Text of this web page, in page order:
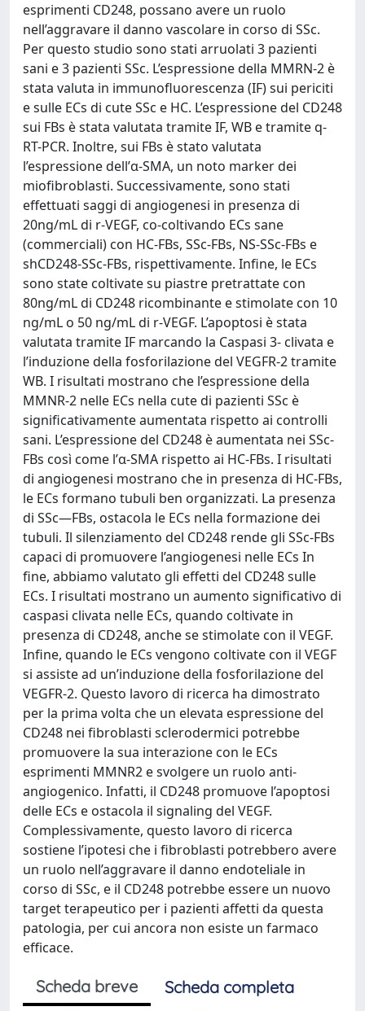
esprimenti CD248, possano avere un ruolo
nell’aggravare il danno vascolare in corso di SSc.
Per questo studio sono stati arruolati 3 pazienti
sani e 3 pazienti SSc. L’espressione della MMRN-2 è
stata valuta in immunofluorescenza (IF) sui periciti
e sulle ECs di cute SSc e HC. L’espressione del CD248
sui FBs è stata valutata tramite IF, WB e tramite q-
RT-PCR. Inoltre, sui FBs è stato valutata
l’espressione dell’α-SMA, un noto marker dei
miofibroblasti. Successivamente, sono stati
effettuati saggi di angiogenesi in presenza di
20ng/mL di r-VEGF, co-coltivando ECs sane
(commerciali) con HC-FBs, SSc-FBs, NS-SSc-FBs e
shCD248-SSc-FBs, rispettivamente. Infine, le ECs
sono state coltivate su piastre pretrattate con
80ng/mL di CD248 ricombinante e stimolate con 10
ng/mL o 50 ng/mL di r-VEGF. L’apoptosi è stata
valutata tramite IF marcando la Caspasi 3- clivata e
l’induzione della fosforilazione del VEGFR-2 tramite
WB. I risultati mostrano che l’espressione della
MMNR-2 nelle ECs nella cute di pazienti SSc è
significativamente aumentata rispetto ai controlli
sani. L’espressione del CD248 è aumentata nei SSc-
FBs così come l’α-SMA rispetto ai HC-FBs. I risultati
di angiogenesi mostrano che in presenza di HC-FBs,
le ECs formano tubuli ben organizzati. La presenza
di SSc—FBs, ostacola le ECs nella formazione dei
tubuli. Il silenziamento del CD248 rende gli SSc-FBs
capaci di promuovere l’angiogenesi nelle ECs In
fine, abbiamo valutato gli effetti del CD248 sulle
ECs. I risultati mostrano un aumento significativo di
caspasi clivata nelle ECs, quando coltivate in
presenza di CD248, anche se stimolate con il VEGF.
Infine, quando le ECs vengono coltivate con il VEGF
si assiste ad un’induzione della fosforilazione del
VEGFR-2. Questo lavoro di ricerca ha dimostrato
per la prima volta che un elevata espressione del
CD248 nei fibroblasti sclerodermici potrebbe
promuovere la sua interazione con le ECs
esprimenti MMNR2 e svolgere un ruolo anti-
angiogenico. Infatti, il CD248 promuove l’apoptosi
delle ECs e ostacola il signaling del VEGF.
Complessivamente, questo lavoro di ricerca
sostiene l’ipotesi che i fibroblasti potrebbero avere
un ruolo nell’aggravare il danno endoteliale in
corso di SSc, e il CD248 potrebbe essere un nuovo
target terapeutico per i pazienti affetti da questa
patologia, per cui ancora non esiste un farmaco
efficace.
Scheda breve
Scheda completa